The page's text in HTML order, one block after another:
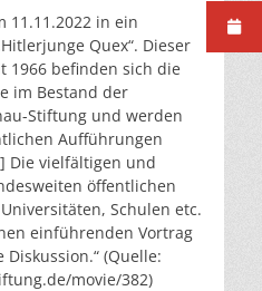
11.11.2022 in ein
Quex“. Dieser
1966 befinden sich die
im Bestand der
Stiftung und werden
Aufführungen
Die vielfältigen und
öffentlichen
Schulen etc.
einführenden Vortrag
(Quelle:
movie/382)